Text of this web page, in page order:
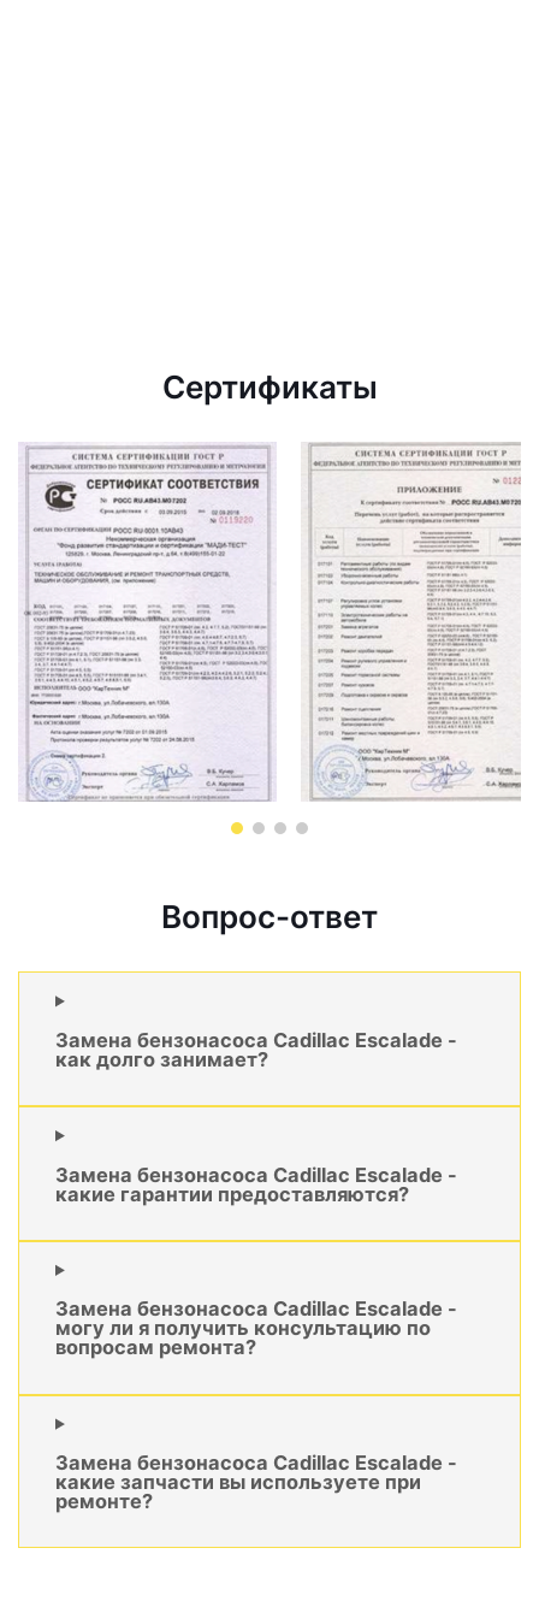
Сертификаты
Вопрос-ответ
Замена бензонасоса Cadillac Escalade -
как долго занимает?
Замена бензонасоса Cadillac Escalade -
какие гарантии предоставляются?
Замена бензонасоса Cadillac Escalade -
могу ли я получить консультацию по
вопросам ремонта?
Замена бензонасоса Cadillac Escalade -
какие запчасти вы используете при
ремонте?